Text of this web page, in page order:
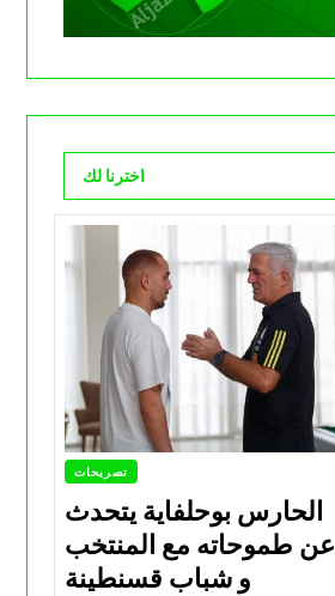
اخترنا لك
تصريحات
الحارس بوحلفاية يتحدث
عن طموحاته مع المنتخب
و شباب قسنطينة